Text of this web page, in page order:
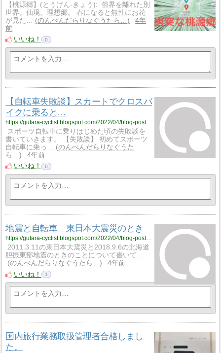
【桃源郷】(とうげん-きょう): 俗界を離れた別
世界。仙境。理想郷。 春になると無性にお花
が見た…
のんべんだらりなぐうたら…
4年
前
いいね！
0
【自転車失敗談】スカートでクロスバ
イクに乗ると…
https://gutara-cyclist.blogspot.com/2022/04/blog-post_20.html
スポーツ自転車に乗りはじめた頃の失敗談を
書いていきます。 【失敗談】 初めてスポーツ
自転車に乗っ…
のんべんだらりなぐうた
ら…
4年前
いいね！
0
地震と自転車 東日本大震災のとき
https://gutara-cyclist.blogspot.com/2022/04/blog-post_19.html
2011.3.11の東日本大震災と2018.9.6の北海道
胆振東部地震のときのことについて書いて…
のんべんだらりなぐうたら…
4年前
いいね！
1
国内旅行業務取扱管理者合格しまし
た。